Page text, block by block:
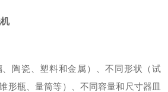
陶瓷、塑料和金属）、不同形状（试
形瓶、量筒等）、不同容量和尺寸器皿